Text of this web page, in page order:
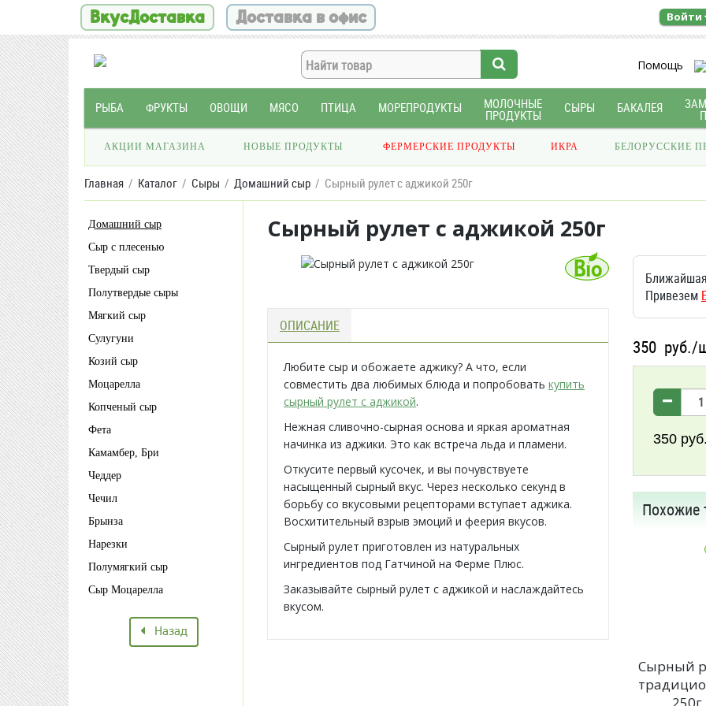
ВкусДоставка Доставка в офис Войти
Помощь
РЫБА ФРУКТЫ ОВОЩИ МЯСО ПТИЦА МОРЕПРОДУКТЫ МОЛОЧНЫЕ
ПРОДУКТЫ
СЫРЫ БАКАЛЕЯ
АКЦИИ МАГАЗИНА НОВЫЕ ПРОДУКТЫ ФЕРМЕРСКИЕ ПРОДУКТЫ ИКРА БЕЛОРУССКИЕ
Главная Каталог Сыры Домашний сыр Сырный рулет с аджикой 250г
Домашний сыр
Сыр с плесенью
Твердый сыр
Полутвердые сыры
Мягкий сыр
Сулугуни
Козий сыр
Моцарелла
Копченый сыр
Фета
Камамбер, Бри
Чеддер
Чечил
Брынза
Нарезки
Полумягкий сыр
Сыр Моцарелла
Назад
Сырный рулет с аджикой 250г
ОПИСАНИЕ
Любите сыр и обожаете аджику? А что, если
совместить два любимых блюда и попробовать купить
сырный рулет с аджикой.
Нежная сливочно-сырная основа и яркая ароматная
начинка из аджики. Это как встреча льда и пламени.
Откусите первый кусочек, и вы почувствуете
насыщенный сырный вкус. Через несколько секунд в
борьбу со вкусовыми рецепторами вступает аджика.
Восхитительный взрыв эмоций и феерия вкусов.
Сырный рулет приготовлен из натуральных
ингредиентов под Гатчиной на Ферме Плюс.
Заказывайте сырный рулет с аджикой и наслаждайтесь
вкусом.
Привезем
350 руб./
350 руб.
Похожие
Сырный